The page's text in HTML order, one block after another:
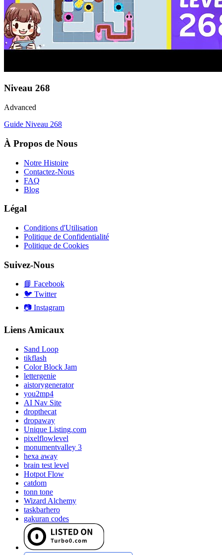
Niveau 268
Advanced
Guide Niveau 268
À Propos de Nous
Notre Histoire
Contactez-Nous
FAQ
Blog
Légal
Conditions d'Utilisation
Politique de Confidentialité
Politique de Cookies
Suivez-Nous
📘 Facebook
🐦 Twitter
📷 Instagram
Liens Amicaux
Sand Loop
tikflash
Color Block Jam
lettergenie
aistorygenerator
you2mp4
AI Nav Site
dropthecat
dropaway
Unique Listing.com
pixelflowlevel
monumentvalley 3
hexa away
brain test level
Hotpot Flow
catdom
tonn tone
Wizard Alchemy
taskbarhero
gakuran codes